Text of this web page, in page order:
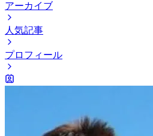
アーカイブ
人気記事
プロフィール